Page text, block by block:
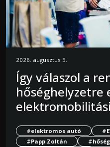
2026. augusztus 5.
Így válaszol a
hőséghelyzetre
#elektromos autó
#Papp Zoltán
#hőség